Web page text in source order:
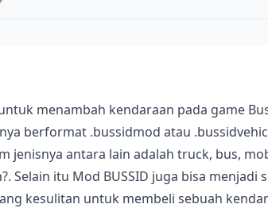
menambah kendaraan pada game
berformat .bussidmod atau
jenisnya antara lain adalah truck, bus,
Selain itu Mod BUSSID juga bisa menjadi
kesulitan untuk membeli sebuah